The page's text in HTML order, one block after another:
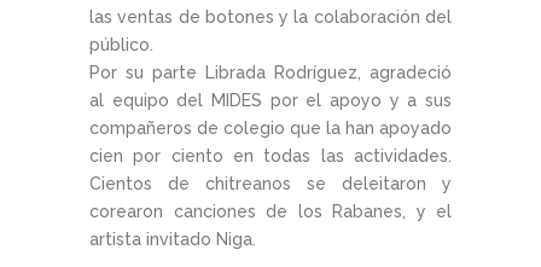
las ventas de botones y la colaboración del
público.
Por su parte Librada Rodríguez, agradeció
al equipo del MIDES por el apoyo y a sus
compañeros de colegio que la han apoyado
cien por ciento en todas las actividades.
Cientos de chitreanos se deleitaron y
corearon canciones de los Rabanes, y el
artista invitado Niga.